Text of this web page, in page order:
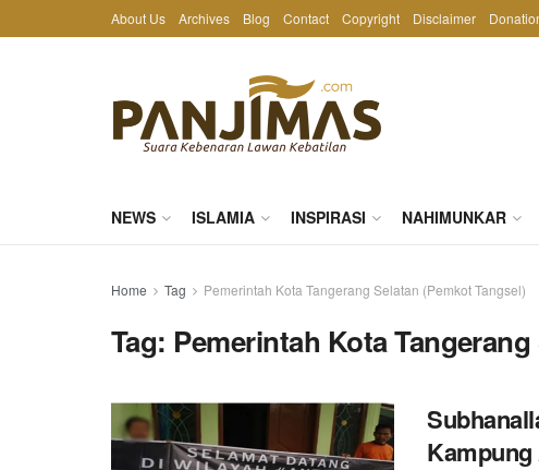
About Us Archives Blog Contact Copyright Disclaimer
NEWS ISLAMIA INSPIRASI NAHIMUNKAR
Home Tag Pemerintah Kota Tangerang Selatan (Pemkot Tangsel)
Tag: Pemerintah Kota